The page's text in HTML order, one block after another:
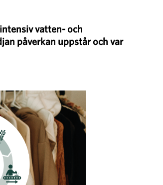
vatten- och
påverkan uppstår och var